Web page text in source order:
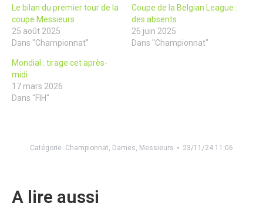
Le bilan du premier tour de la
coupe Messieurs
25 août 2025
Dans "Championnat"
Coupe de la Belgian League :
des absents
26 juin 2025
Dans "Championnat"
Mondial : tirage cet après-
midi
17 mars 2026
Dans "FIH"
Catégorie Championnat Dames Messieurs 23/11/24 11:06
A lire aussi